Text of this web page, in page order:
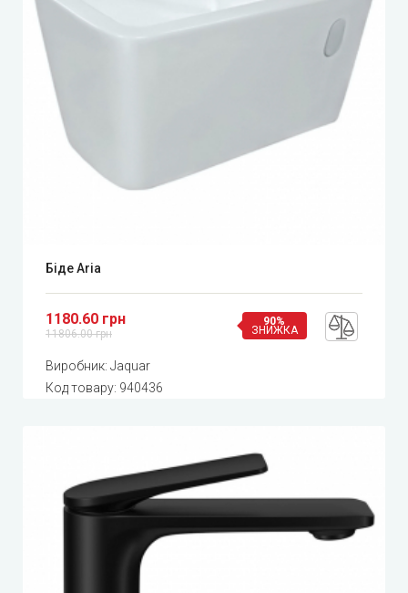
Біде Aria
1180.60 грн
11806.00 грн
90%
ЗНИЖКА
Виробник: Jaquar
Код товару: 940436